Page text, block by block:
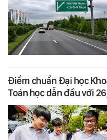
Điểm chuẩn Đại học
Toán học dẫn đầu với